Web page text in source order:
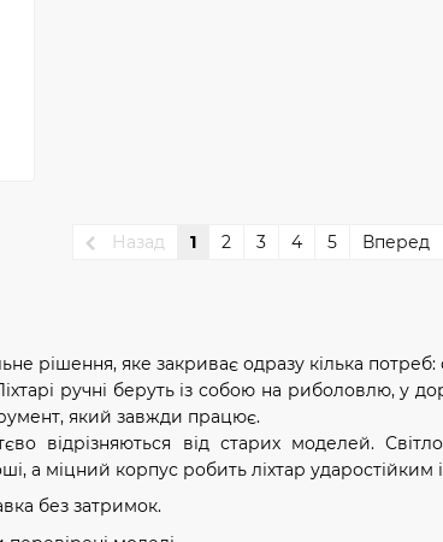
рішення, яке закриває одразу кілька потреб:
ручні беруть із собою на риболовлю, у
який завжди працює.
відрізняються від старих моделей.
а міцний корпус робить ліхтар
без затримок.
Назад 1 2 3 4 5 Вперед